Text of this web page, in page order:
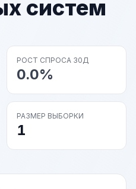
систем
РОСТ СПРОСА 30Д
0.0%
РАЗМЕР ВЫБОРКИ
1